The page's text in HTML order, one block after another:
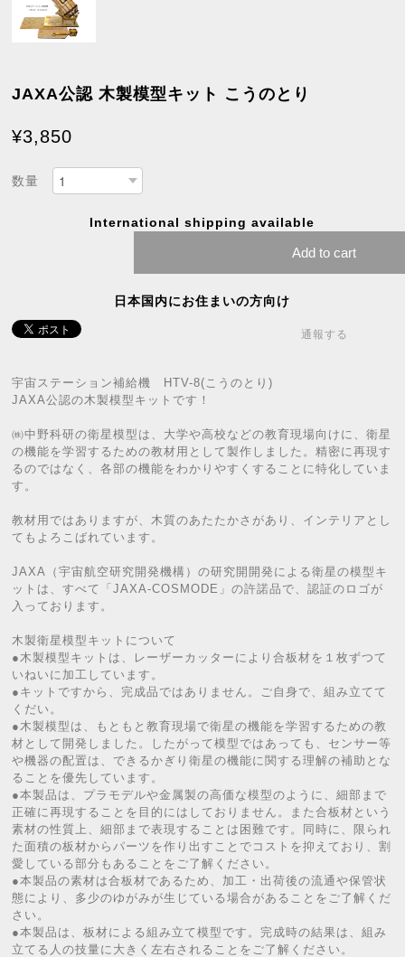
JAXA公認 木製模型キット こうのとり
¥3,850
数量
International shipping available
Add to cart
日本国内にお住まいの方向け
通報する
宇宙ステーション補給機 HTV-8(こうのとり)
JAXA公認の木製模型キットです！
㈱中野科研の衛星模型は、大学や高校などの教育現場向けに、衛星
の機能を学習するための教材用として製作しました。精密に再現す
るのではなく、各部の機能をわかりやすくすることに特化していま
す。
教材用ではありますが、木質のあたたかさがあり、インテリアとし
てもよろこばれています。
JAXA（宇宙航空研究開発機構）の研究開開発による衛星の模型キ
ットは、すべて「JAXA-COSMODE」の許諾品で、認証のロゴが
入っております。
木製衛星模型キットについて
●木製模型キットは、レーザーカッターにより合板材を１枚ずつて
いねいに加工しています。
●キットですから、完成品ではありません。ご自身で、組み立てて
くだい。
●木製模型は、もともと教育現場で衛星の機能を学習するための教
材として開発しました。したがって模型ではあっても、センサー等
や機器の配置は、できるかぎり衛星の機能に関する理解の補助とな
ることを優先しています。
●本製品は、プラモデルや金属製の高価な模型のように、細部まで
正確に再現することを目的にはしておりません。また合板材という
素材の性質上、細部まで表現することは困難です。同時に、限られ
た面積の板材からパーツを作り出すことでコストを抑えており、割
愛している部分もあることをご了解ください。
●本製品の素材は合板材であるため、加工・出荷後の流通や保管状
態により、多少のゆがみが生じている場合があることをご了解くだ
さい。
●本製品は、板材による組み立て模型です。完成時の結果は、組み
立てる人の技量に大きく左右されることをご了解ください。